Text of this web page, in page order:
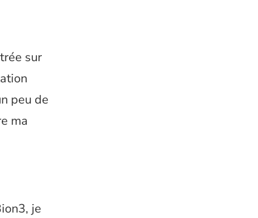
sur
peu de
ma
je